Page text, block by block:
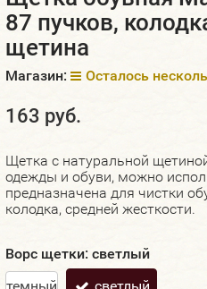
87 пучков,
щетина
Магазин: Осталось
163 руб.
Щетка с натуральной
одежды и обуви, можно
предназначена для чистки
колодка, средней жесткости.
Ворс щетки: светлый